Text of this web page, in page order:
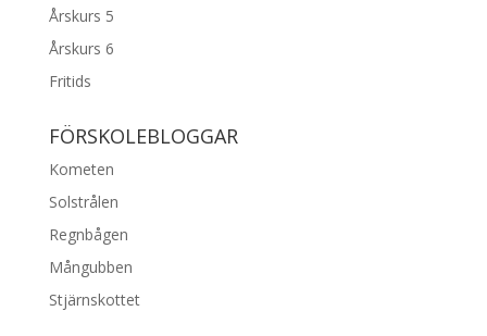
Årskurs 5
Årskurs 6
Fritids
FÖRSKOLEBLOGGAR
Kometen
Solstrålen
Regnbågen
Mångubben
Stjärnskottet